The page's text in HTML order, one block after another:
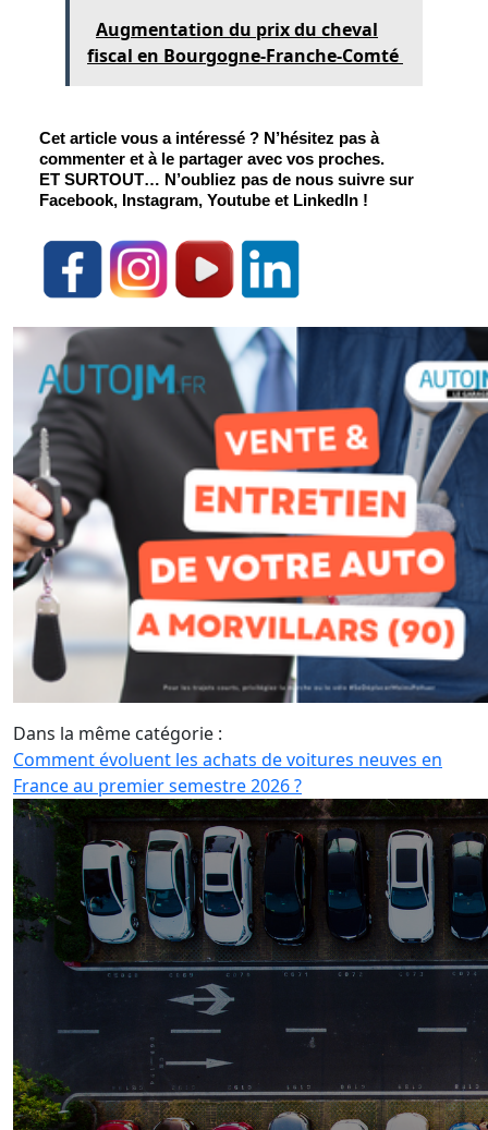
Augmentation du prix du cheval
fiscal en Bourgogne-Franche-Comté
Cet article vous a intéressé ? N’hésitez pas à
commenter et à le partager avec vos proches.
ET SURTOUT… N’oubliez pas de nous suivre sur
Facebook, Instagram, Youtube et LinkedIn !
Dans la même catégorie :
Comment évoluent les achats de voitures neuves en
France au premier semestre 2026 ?